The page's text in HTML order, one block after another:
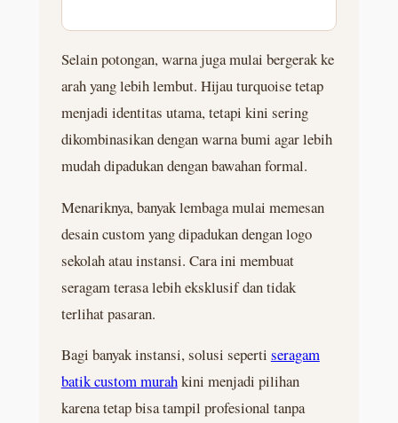
Selain potongan, warna juga mulai bergerak ke
arah yang lebih lembut. Hijau turquoise tetap
menjadi identitas utama, tetapi kini sering
dikombinasikan dengan warna bumi agar lebih
mudah dipadukan dengan bawahan formal.
Menariknya, banyak lembaga mulai memesan
desain custom yang dipadukan dengan logo
sekolah atau instansi. Cara ini membuat
seragam terasa lebih eksklusif dan tidak
terlihat pasaran.
Bagi banyak instansi, solusi seperti seragam
batik custom murahkini menjadi pilihan
karena tetap bisa tampil profesional tanpa